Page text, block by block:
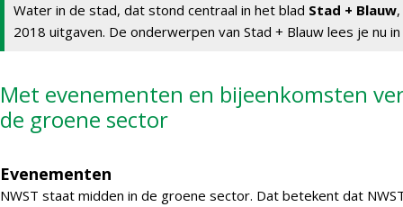
Water in de stad, dat stond centraal in het blad Stad + Blauw
2018 uitgaven. De onderwerpen van Stad + Blauw lees je nu
Met evenementen en bijeenkomsten
de groene sector
Evenementen
NWST staat midden in de groene sector. Dat betekent dat